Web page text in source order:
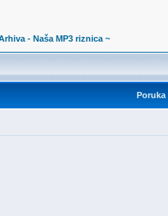
- Naša MP3 riznica ~
Poruka